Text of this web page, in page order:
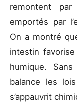
remontent
emportés par
On a montré
intestin
humique.
balance les
s’appauvrit